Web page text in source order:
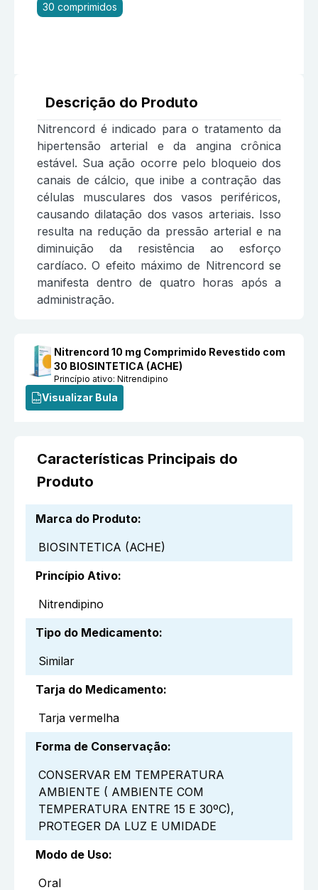
30 comprimidos
Descrição do Produto
Nitrencord é indicado para o tratamento da
hipertensão arterial e da angina crônica
estável. Sua ação ocorre pelo bloqueio dos
canais de cálcio, que inibe a contração das
células musculares dos vasos periféricos,
causando dilatação dos vasos arteriais. Isso
resulta na redução da pressão arterial e na
diminuição da resistência ao esforço
cardíaco. O efeito máximo de Nitrencord se
manifesta dentro de quatro horas após a
administração.
Nitrencord 10 mg Comprimido Revestido com
30 BIOSINTETICA (ACHE)
Princípio ativo:Nitrendipino
Visualizar Bula
Características Principais do
Produto
Marca do Produto:
BIOSINTETICA (ACHE)
Princípio Ativo:
Nitrendipino
Tipo do Medicamento:
Similar
Tarja do Medicamento:
Tarja vermelha
Forma de Conservação:
CONSERVAR EM TEMPERATURA
AMBIENTE ( AMBIENTE COM
TEMPERATURA ENTRE 15 E 30ºC),
PROTEGER DA LUZ E UMIDADE
Modo de Uso:
Oral